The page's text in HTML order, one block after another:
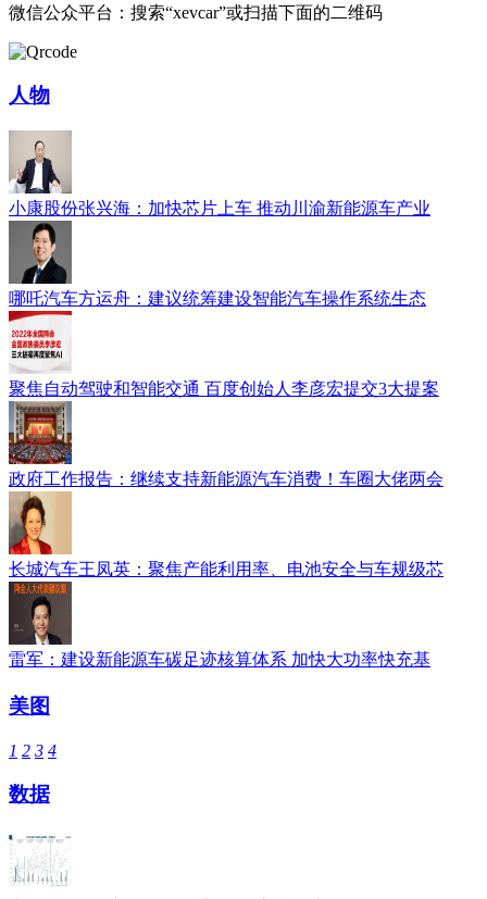
微信公众平台：搜索“xevcar”或扫描下面的二维码
人物
小康股份张兴海：加快芯片上车 推动川渝新能源车产业
哪吒汽车方运舟：建议统筹建设智能汽车操作系统生态
聚焦自动驾驶和智能交通 百度创始人李彦宏提交3大提案
政府工作报告：继续支持新能源汽车消费！车圈大佬两会
长城汽车王凤英：聚焦产能利用率、电池安全与车规级芯
雷军：建设新能源车碳足迹核算体系 加快大功率快充基
美图
1 2 3 4
数据